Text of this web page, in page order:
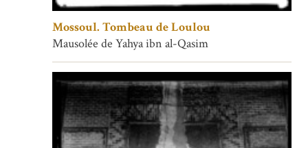
Mossoul. Tombeau de Loulou
Mausolée de Yahya ibn al-Qasim